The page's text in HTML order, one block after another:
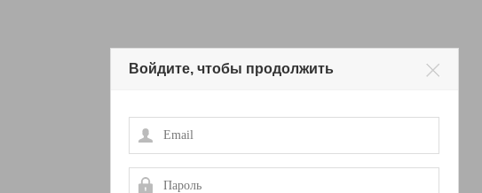
Войдите, чтобы продолжить
Email
Пароль